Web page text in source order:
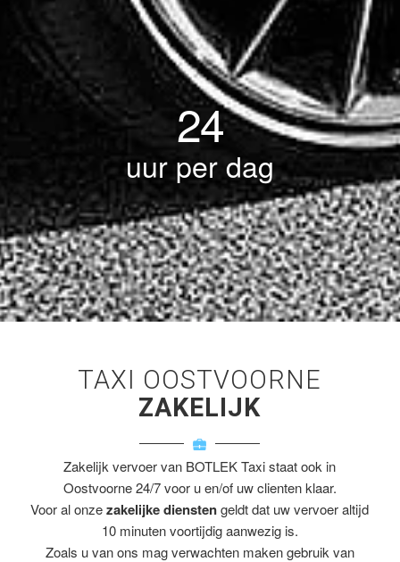
24
uur per dag
TAXI OOSTVOORNE
ZAKELIJK
Zakelijk vervoer van BOTLEK Taxi staat ook in
Oostvoorne 24/7 voor u en/of uw clienten klaar.
Voor al onzezakelijke dienstengeldt dat uw vervoer altijd
10 minuten voortijdig aanwezig is.
Zoals u van ons mag verwachten maken gebruik van